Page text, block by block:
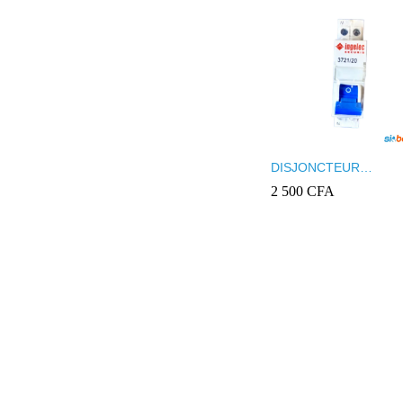
DISJONCTEUR
MODULAIRE INGELEC
NEUT REF 3721/20
2 500 CFA
2 500 CFA